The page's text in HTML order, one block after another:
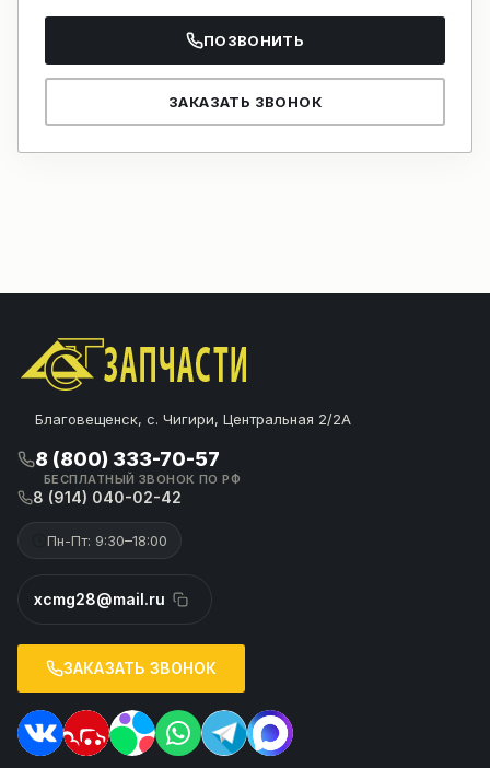
ПОЗВОНИТЬ
ЗАКАЗАТЬ ЗВОНОК
Благовещенск, с. Чигири, Центральная 2/2А
8 (800) 333-70-57
БЕСПЛАТНЫЙ ЗВОНОК ПО РФ
8 (914) 040-02-42
Пн-Пт: 9:30–18:00
xcmg28@mail.ru
ЗАКАЗАТЬ ЗВОНОК